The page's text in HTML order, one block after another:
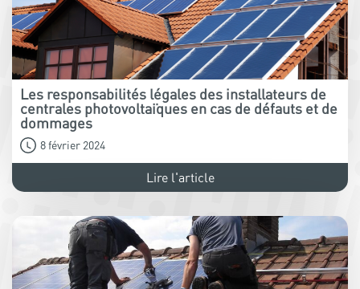
Les responsabilités légales des installateurs de
centrales photovoltaïques en cas de défauts et de
dommages
8 février 2024
Lire l'article